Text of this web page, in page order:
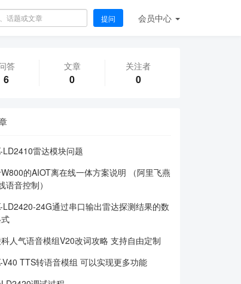
提问 会员中心
答
6
文章
0
关注者
0
LD2410雷达模块问题
的AIOT离在线一体方案说明 （阿里飞燕
语音控制）
LD2420-24G通过串口输出雷达探测结果的数
人气语音模组V20改词攻略 支持自由定制
V40 TTS转语音模组 可以实现更多功能